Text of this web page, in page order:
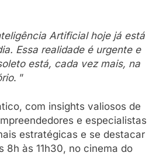
Artificial hoje já está
Essa realidade é urgente e
está, cada vez mais, na
. ”
com insights valiosos de
e especialistas
estratégicas e se destacar
às 11h30, no cinema do